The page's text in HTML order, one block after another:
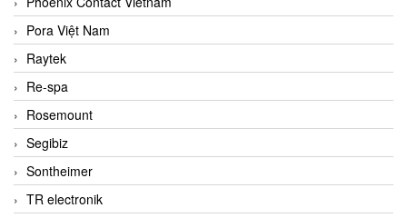
Pora Việt Nam
Raytek
Re-spa
Rosemount
Segibiz
Sontheimer
TR electronik